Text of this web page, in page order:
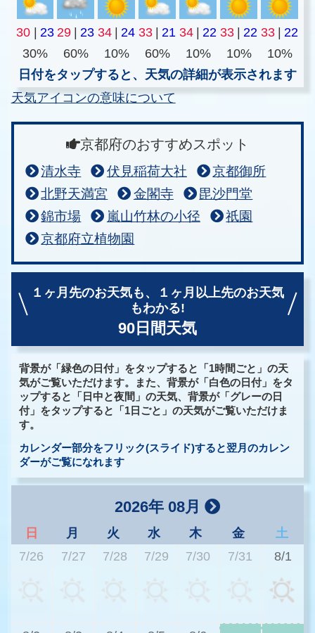
30 | 23 29 | 23 34 | 24 33 | 21 34 | 22 33 | 22 33 | 22
30%
60% 10% 60% 10% 10%
10%
日付をタップすると、天気の詳細が表示されます
天気アイコンの意味について
京都府のおすすめスポット
清水寺 伏見稲荷大社
京都御所
北野天満宮
金閣寺
毘沙門堂
錦市場
嵐山竹林の小径
祇園
京都府立植物園
１ヶ月先のお天気も、
１ヶ月以上先のお天気
もわかる!
90日間天気
背景が「緑色の日付」をタップすると「1時間ごと」の天
気がご覧いただけます。また、背景が「白色の日付」をタ
ップすると「日中と夜間」の天気、背景が「グレーの日
付」をタップすると「1日ごと」の天気がご覧いただけま
す。
カレンダー部分をフリック(スライド)すると翌月のカレン
ダーがご覧になれます
2026年 08月
日 月 火 水 木 金
土
7/26
7/27 7/28 7/29 7/30 7/31 8/1